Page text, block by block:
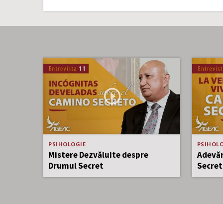
Noul
PSIHOLOGIE
Mistere Dezvăluite despre
Drumul Secret
Secret